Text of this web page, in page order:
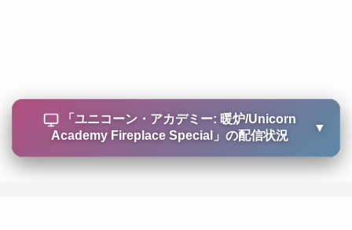
「 ユニコーン・アカデミー: 暖炉/Unicorn
Academy Fireplace Special 」の配信状況
▼